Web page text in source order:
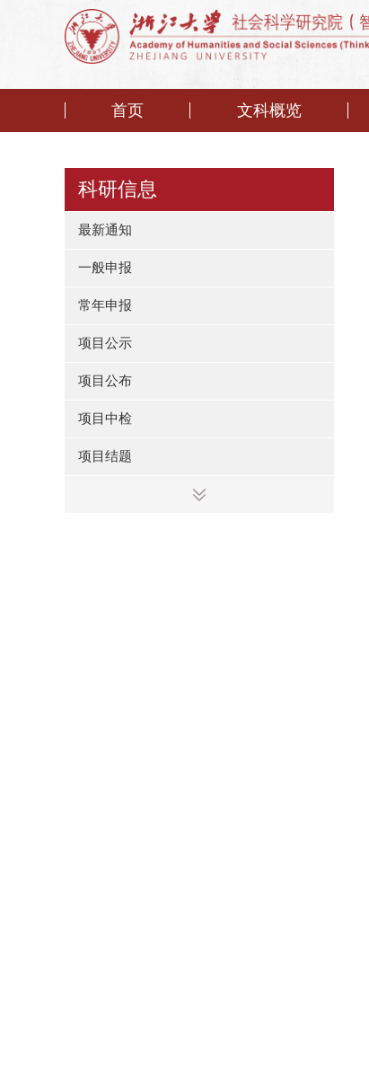
首页 文科概览
科研信息
最新通知
一般申报
常年申报
项目公示
项目公布
项目中检
项目结题